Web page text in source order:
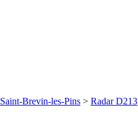
Saint-Brevin-les-Pins > Radar D213